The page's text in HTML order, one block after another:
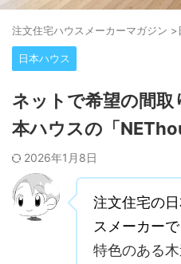
注⽂住宅ハウスメーカーマガジン >
日本ハウス
ネットで希望の間取
本ハウスの「
2026年1月8日
注文住宅の
スメーカーで
特色のある